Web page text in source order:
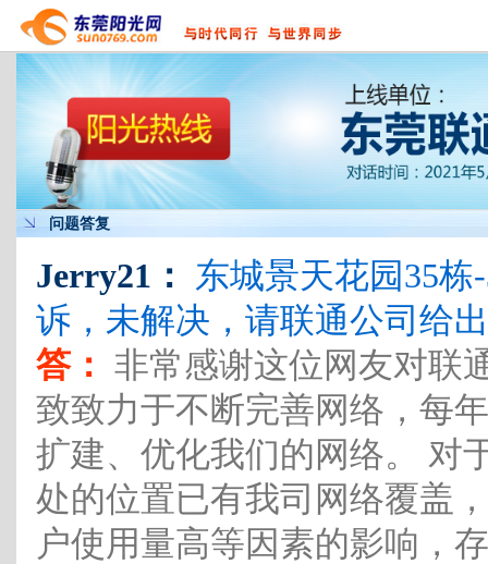
问题答复
Jerry21：
东城景天花园35
诉，未解决，请联通公司给
答： 非常感谢这位网友对联
致致力于不断完善网络，每
扩建、优化我们的网络。 对
处的位置已有我司网络覆盖
户使用量高等因素的影响，